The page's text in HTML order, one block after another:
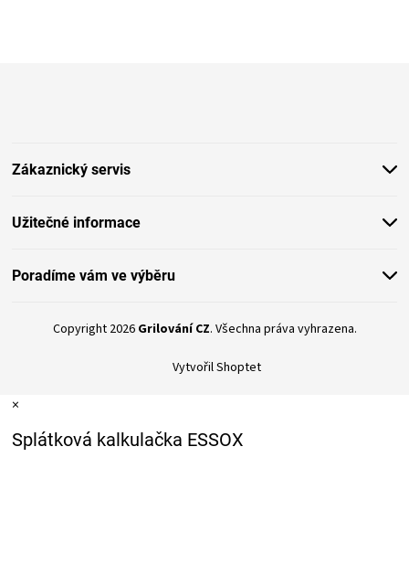
Zákaznický servis
Užitečné informace
Poradíme vám ve výběru
Vytvořil Shoptet
Copyright 2026 Grilování CZ. Všechna práva vyhrazena.
×
Splátková kalkulačka ESSOX